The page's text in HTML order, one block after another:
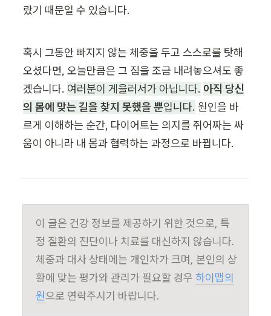
랐기 때문일 수 있습니다.
혹시 그동안 빠지지 않는 체중을 두고 스스로를 탓해
오셨다면, 오늘만큼은 그 짐을 조금 내려놓으셔도 좋
겠습니다. 여러분이 게을러서가 아닙니다. 아직 당신
의 몸에 맞는 길을 찾지 못했을 뿐입니다. 원인을 바
르게 이해하는 순간, 다이어트는 의지를 쥐어짜는 싸
움이 아니라 내 몸과 협력하는 과정으로 바뀝니다.
이 글은 건강 정보를 제공하기 위한 것으로, 특
정 질환의 진단이나 치료를 대신하지 않습니다.
체중과 대사 상태에는 개인차가 크며, 본인의 상
황에 맞는 평가와 관리가 필요할 경우 하이맵의
원으로 연락주시기 바랍니다.